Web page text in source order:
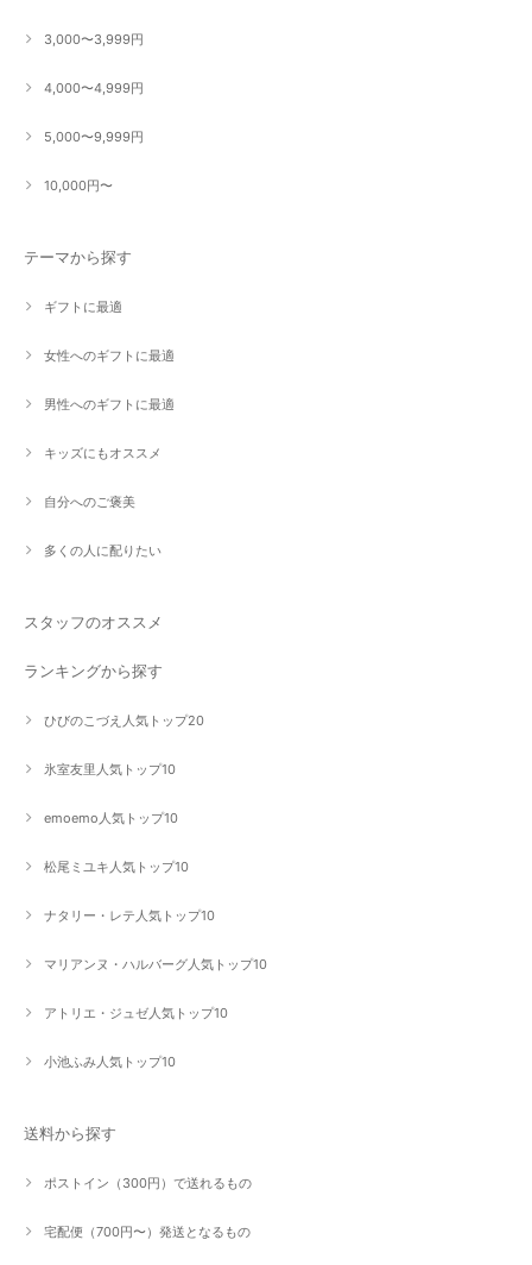
3,000〜3,999円
4,000〜4,999円
5,000〜9,999円
10,000円〜
テーマから探す
ギフトに最適
女性へのギフトに最適
男性へのギフトに最適
キッズにもオススメ
自分へのご褒美
多くの人に配りたい
スタッフのオススメ
ランキングから探す
ひびのこづえ人気トップ20
氷室友里人気トップ10
emoemo人気トップ10
松尾ミユキ人気トップ10
ナタリー・レテ人気トップ10
マリアンヌ・ハルバーグ人気トップ10
アトリエ・ジュゼ人気トップ10
小池ふみ人気トップ10
送料から探す
ポストイン（300円）で送れるもの
宅配便（700円〜）発送となるもの